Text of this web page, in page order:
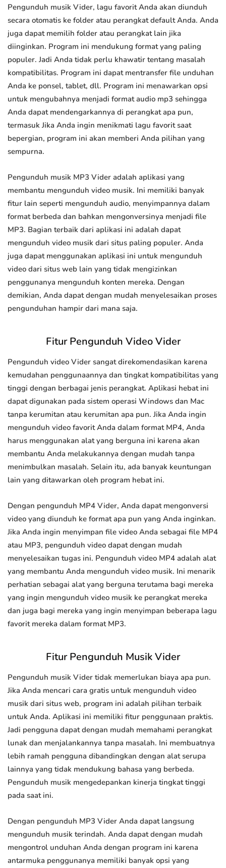
Pengunduh musik Vider, lagu favorit Anda akan diunduh
secara otomatis ke folder atau perangkat default Anda. Anda
juga dapat memilih folder atau perangkat lain jika
diinginkan. Program ini mendukung format yang paling
populer. Jadi Anda tidak perlu khawatir tentang masalah
kompatibilitas. Program ini dapat mentransfer file unduhan
Anda ke ponsel, tablet, dll. Program ini menawarkan opsi
untuk mengubahnya menjadi format audio mp3 sehingga
Anda dapat mendengarkannya di perangkat apa pun,
termasuk Jika Anda ingin menikmati lagu favorit saat
bepergian, program ini akan memberi Anda pilihan yang
sempurna.
Pengunduh musik MP3 Vider adalah aplikasi yang
membantu mengunduh video musik. Ini memiliki banyak
fitur lain seperti mengunduh audio, menyimpannya dalam
format berbeda dan bahkan mengonversinya menjadi file
MP3. Bagian terbaik dari aplikasi ini adalah dapat
mengunduh video musik dari situs paling populer. Anda
juga dapat menggunakan aplikasi ini untuk mengunduh
video dari situs web lain yang tidak mengizinkan
penggunanya mengunduh konten mereka. Dengan
demikian, Anda dapat dengan mudah menyelesaikan proses
pengunduhan hampir dari mana saja.
Fitur Pengunduh Video Vider
Pengunduh video Vider sangat direkomendasikan karena
kemudahan penggunaannya dan tingkat kompatibilitas yang
tinggi dengan berbagai jenis perangkat. Aplikasi hebat ini
dapat digunakan pada sistem operasi Windows dan Mac
tanpa kerumitan atau kerumitan apa pun. Jika Anda ingin
mengunduh video favorit Anda dalam format MP4, Anda
harus menggunakan alat yang berguna ini karena akan
membantu Anda melakukannya dengan mudah tanpa
menimbulkan masalah. Selain itu, ada banyak keuntungan
lain yang ditawarkan oleh program hebat ini.
Dengan pengunduh MP4 Vider, Anda dapat mengonversi
video yang diunduh ke format apa pun yang Anda inginkan.
Jika Anda ingin menyimpan file video Anda sebagai file MP4
atau MP3, pengunduh video dapat dengan mudah
menyelesaikan tugas ini. Pengunduh video MP4 adalah alat
yang membantu Anda mengunduh video musik. Ini menarik
perhatian sebagai alat yang berguna terutama bagi mereka
yang ingin mengunduh video musik ke perangkat mereka
dan juga bagi mereka yang ingin menyimpan beberapa lagu
favorit mereka dalam format MP3.
Fitur Pengunduh Musik Vider
Pengunduh musik Vider tidak memerlukan biaya apa pun.
Jika Anda mencari cara gratis untuk mengunduh video
musik dari situs web, program ini adalah pilihan terbaik
untuk Anda. Aplikasi ini memiliki fitur penggunaan praktis.
Jadi pengguna dapat dengan mudah memahami perangkat
lunak dan menjalankannya tanpa masalah. Ini membuatnya
lebih ramah pengguna dibandingkan dengan alat serupa
lainnya yang tidak mendukung bahasa yang berbeda.
Pengunduh musik mengedepankan kinerja tingkat tinggi
pada saat ini.
Dengan pengunduh MP3 Vider Anda dapat langsung
mengunduh musik terindah. Anda dapat dengan mudah
mengontrol unduhan Anda dengan program ini karena
antarmuka penggunanya memiliki banyak opsi yang